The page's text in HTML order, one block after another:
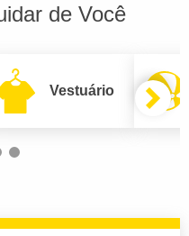
de Você
Vestuário